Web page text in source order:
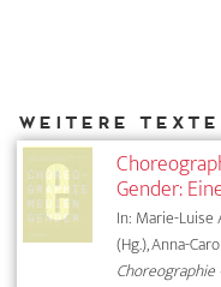
Gender:
In: Marie-Luise
(Hg.), Anna-